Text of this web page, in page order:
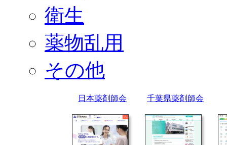
衛生
薬物乱用
その他
日本薬剤師会 千葉県薬剤師会